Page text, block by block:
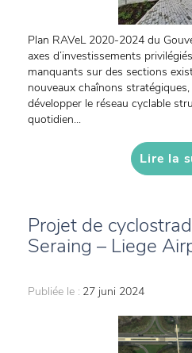
Plan RAVeL 2020-2024 du
axes d’investissements
manquants sur des sections
nouveaux chaînons
développer le réseau cyclable
quotidien...
Lire la
Projet de
Seraing – Liege
Publiée le : 27 juni 2024